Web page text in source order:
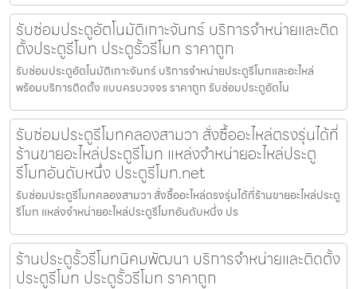
รับซ่อมประตูอัตโนมัติเกาะจันทร์ บริการจำหน่ายและติด
ตั้งประตูรีโมท ประตูรั้วรีโมท ราคาถูก
รับซ่อมประตูอัตโนมัติเกาะจันทร์ บริการจำหน่ายประตูรีโมทและอะไหล่
พร้อมบริการติดตั้ง แบบครบวงจร ราคาถูก รับซ่อมประตูอัตโน
รับซ่อมประตูรีโมทคลองสามวา สั่งซื้ออะไหล่ตรงรุ่นได้ที่
ร้านขายอะไหล่ประตูรีโมท แหล่งจำหน่ายอะไหล่ประตู
รีโมทอันดับหนึ่ง ประตูรีโมท.net
รับซ่อมประตูรีโมทคลองสามวา สั่งซื้ออะไหล่ตรงรุ่นได้ที่ร้านขายอะไหล่ประตู
รีโมท แหล่งจำหน่ายอะไหล่ประตูรีโมทอันดับหนึ่ง ปร
ร้านประตูรั้วรีโมทนิคมพัฒนา บริการจำหน่ายและติดตั้ง
ประตูรีโมท ประตูรั้วรีโมท ราคาถูก